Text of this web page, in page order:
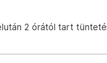
2 órától tart